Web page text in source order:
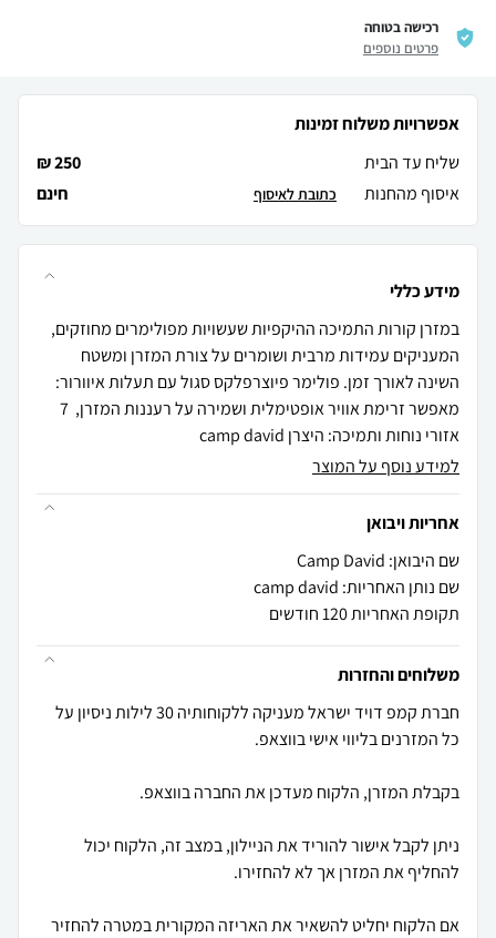
רכישה בטוחה
פרטים נוספים
אפשרויות משלוח זמינות
שליח עד הבית
250 ₪
איסוף מהחנות
חינם כתובת לאיסוף
מידע כללי
במזרן קורות התמיכה ההיקפיות שעשויות מפולימרים מחוזקים,
המעניקים עמידות מרבית ושומרים על צורת המזרן ומשטח
השינה לאורך זמן. פולימר פיוצרפלקס סגול עם תעלות איוורור:
מאפשר זרימת אוויר אופטימלית ושמירה על רעננות המזרן, 7
אזורי נוחות ותמיכה: היצרן camp david
למידע נוסף על המוצר
אחריות ויבואן
שם היבואן: Camp David
שם נותן האחריות: camp david
תקופת האחריות 120 חודשים
משלוחים והחזרות
חברת קמפ דויד ישראל מעניקה ללקוחותיה 30 לילות ניסיון על
ניתן לקבל אישור להוריד את הניילון, במצב זה, הלקוח יכול
אם הלקוח יחליט להשאיר את האריזה המקורית במטרה להחזיר